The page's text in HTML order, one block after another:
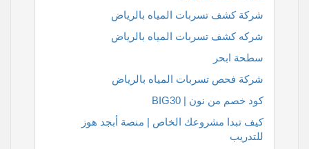
شركة كشف تسربات المياه بالرياض
شركه كشف تسربات المياه بالرياض
سطحة ابحر
شركة فحص تسربات المياه بالرياض
كود خصم من نون | BIG30
كيف تبدا مشروعك الخاص | منصة أبجد هوز
للتدريب